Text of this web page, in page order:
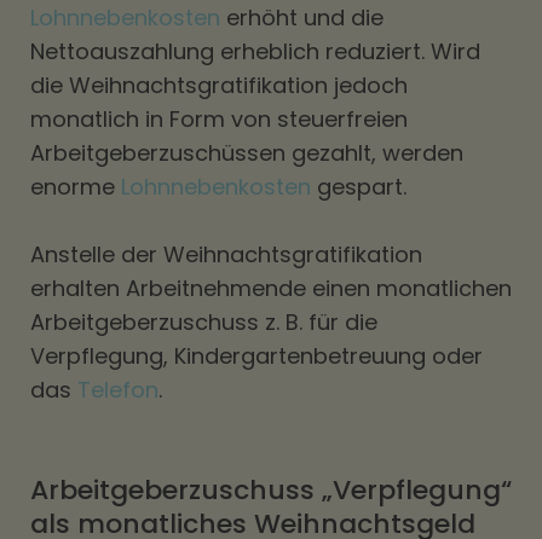
Lohnnebenkosten erhöht und die
Nettoauszahlung erheblich reduziert. Wird
die Weihnachtsgratifikation jedoch
monatlich in Form von steuerfreien
Arbeitgeberzuschüssen gezahlt, werden
enorme Lohnnebenkosten gespart.
Anstelle der Weihnachtsgratifikation
erhalten Arbeitnehmende einen monatlichen
Arbeitgeberzuschuss z. B. für die
Verpflegung, Kindergartenbetreuung oder
das Telefon.
Arbeitgeberzuschuss „Verpflegung“
als monatliches Weihnachtsgeld